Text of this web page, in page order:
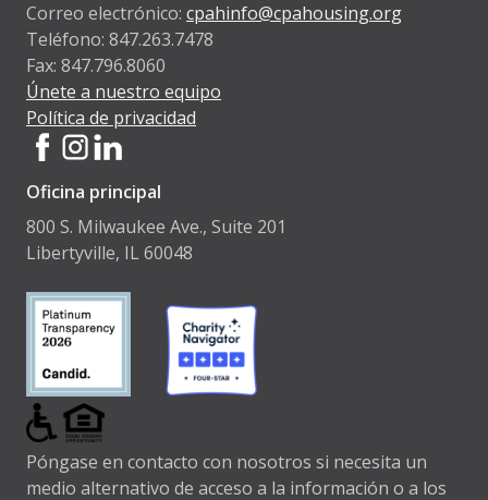
Correo electrónico: cpahinfo@cpahousing.org
Teléfono: 847.263.7478
Fax: 847.796.8060
Únete a nuestro equipo
Política de privacidad
Oficina principal
800 S. Milwaukee Ave., Suite 201
Libertyville, IL 60048
Póngase en contacto con nosotros si necesita un
medio alternativo de acceso a la información o a los